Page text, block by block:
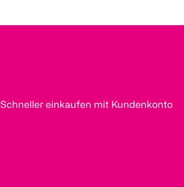
Schneller einkaufen mit Kundenkonto